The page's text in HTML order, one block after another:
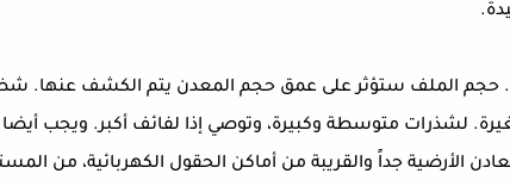
حجم الملف ستؤثر على عمق حجم المعدن يتم الكشف عنها.
لشذرات متوسطة وكبيرة، وتوصي إذا لفائف أكبر. ويجب أيضا